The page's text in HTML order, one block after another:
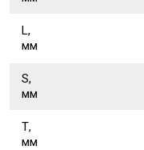
L,
мм
S,
мм
Т,
мм